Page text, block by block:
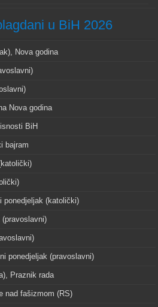
u BiH 2026
Nova godina
Nova godina
BiH
bajram
ponedjeljak (katolički)
ponedjeljak (pravoslavni)
Praznik rada
nad fašizmom (RS)